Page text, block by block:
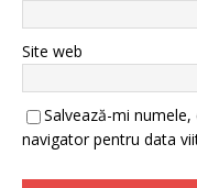
Site web
Salvează-mi
navigator pentru data